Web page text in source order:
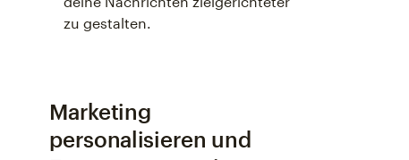
zu gestalten.
Marketing
personalisieren und